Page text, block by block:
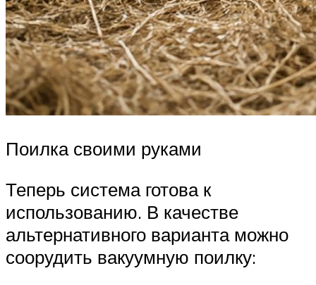
Поилка своими руками
Теперь система готова к
использованию. В качестве
альтернативного варианта можно
соорудить вакуумную поилку: